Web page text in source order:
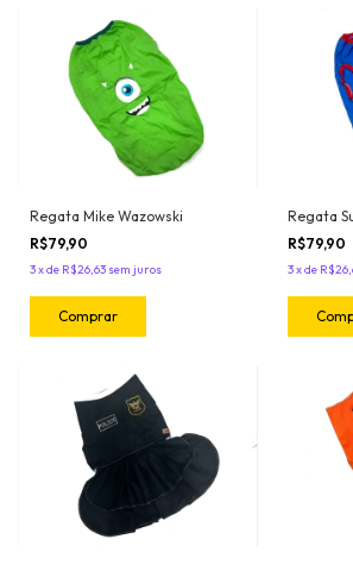
Regata Mike Wazowski
R$79,90
3xde R$26,63 sem juros
Comprar
Regata
R$79,90
3xde